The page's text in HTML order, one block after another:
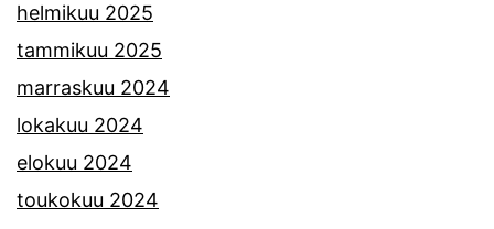
helmikuu 2025
tammikuu 2025
marraskuu 2024
lokakuu 2024
elokuu 2024
toukokuu 2024